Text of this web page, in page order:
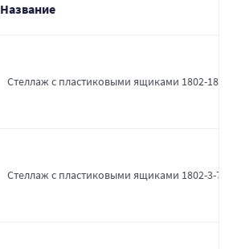
Название
Стеллаж с пластиковыми ящиками 1802-18-
Стеллаж с пластиковыми ящиками 1802-3-7-